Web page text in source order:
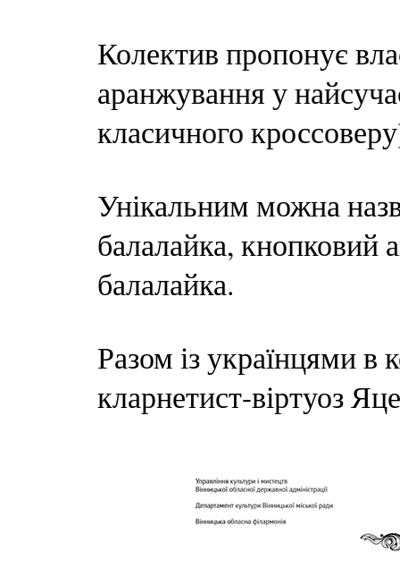
Колектив пропонує
аранжування у
класичного
Унікальним можна
балалайка, кнопковий
балалайка.
Разом із українцями в
кларнетист-віртуоз